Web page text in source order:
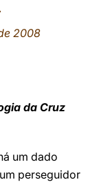
2008
da Cruz
um dado
perseguidor